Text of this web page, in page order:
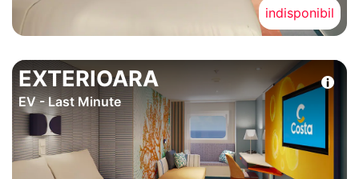
indisponibil
EXTERIOARA
EV - Last Minute